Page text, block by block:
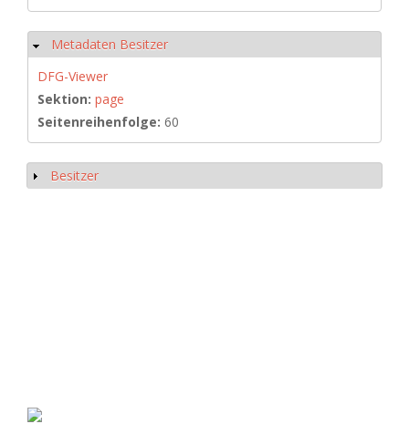
Ausblenden
Metadaten Besitzer
DFG-Viewer
Sektion: page
Seitenreihenfolge: 60
Anzeigen
Besitzer